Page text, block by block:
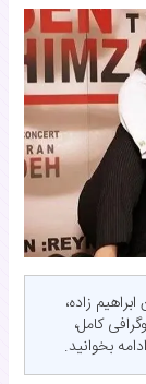
زاده،
کامل،
بخوانید.